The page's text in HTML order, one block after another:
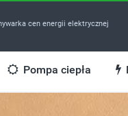
cen energii elektrycznej
Pompa ciepła